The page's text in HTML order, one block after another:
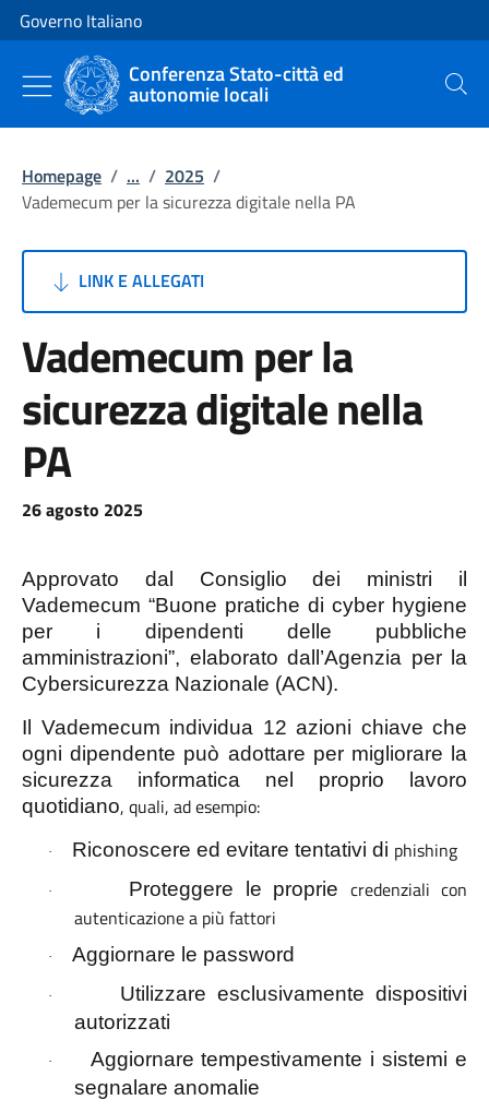
Vai al contenuto
Vai alla navigazione del sito
Governo Italiano
Conferenza Stato-città ed
autonomie locali Cerca
Homepage / ... / 2025 /
Vademecum per la sicurezza digitale nella PA
LINK E ALLEGATI
Vademecum per la
sicurezza digitale nella
PA
26 agosto 2025
Approvato dal Consiglio dei ministri il
Vademecum “Buone pratiche di cyber hygiene
per i dipendenti delle pubbliche
amministrazioni”, elaborato dall’Agenzia per la
Cybersicurezza Nazionale (ACN).
Il Vademecum individua 12 azioni chiave che
ogni dipendente può adottare per migliorare la
sicurezza informatica nel proprio lavoro
quotidiano, quali, ad esempio:
· Riconoscere ed evitare tentativi di phishing
· Proteggere le propriecredenziali con
autenticazione a più fattori
· Aggiornare le password
·
Utilizzare esclusivamente dispositivi
autorizzati
·
Aggiornare tempestivamente i sistemi e
segnalare anomalie